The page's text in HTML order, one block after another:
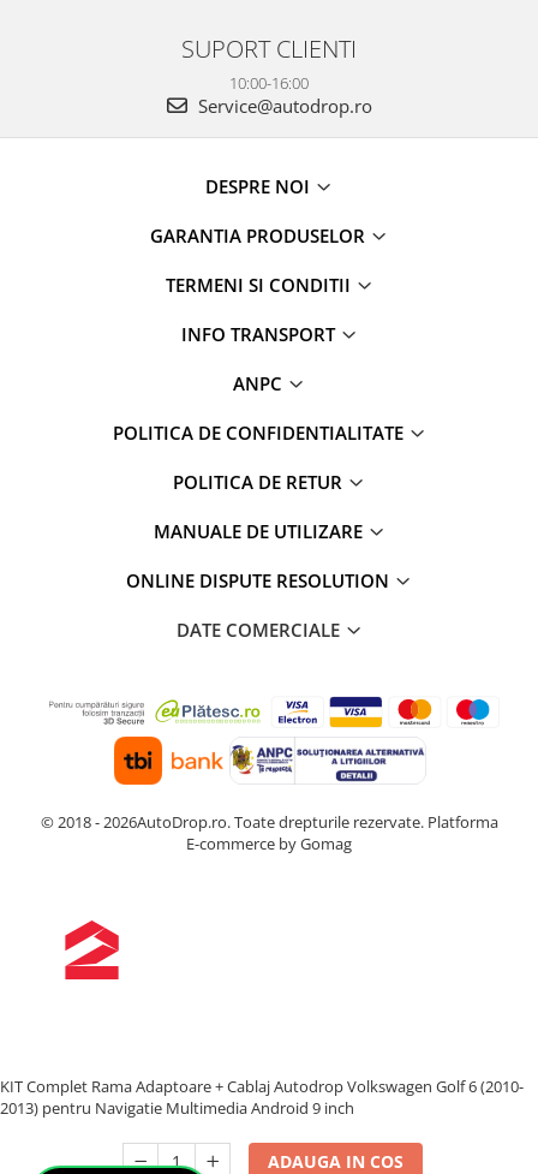
SUPORT CLIENTI
10:00-16:00
Service@autodrop.ro
DESPRE NOI
GARANTIA PRODUSELOR
TERMENI SI CONDITII
INFO TRANSPORT
ANPC
POLITICA DE CONFIDENTIALITATE
POLITICA DE RETUR
MANUALE DE UTILIZARE
ONLINE DISPUTE RESOLUTION
DATE COMERCIALE
© 2018 - 2026AutoDrop.ro. Toate drepturile rezervate. Platforma
E-commerce by Gomag
KIT Complet Rama Adaptoare + Cablaj Autodrop Volkswagen Golf 6 (2010-
2013) pentru Navigatie Multimedia Android 9 inch
ADAUGA IN COS